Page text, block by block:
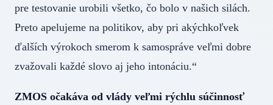
pre testovanie urobili všetko, čo bolo v našich silách.
Preto apelujeme na politikov, aby pri akýchkoľvek
ďalších výrokoch smerom k samospráve veľmi dobre
zvažovali každé slovo aj jeho intonáciu.“
ZMOS očakáva od vlády veľmi rýchlu súčinnosť